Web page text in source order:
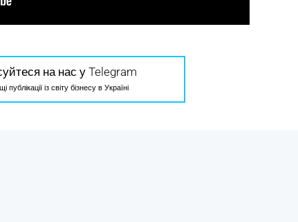
на нас у Telegram
публікації із світу бізнесу в Україні